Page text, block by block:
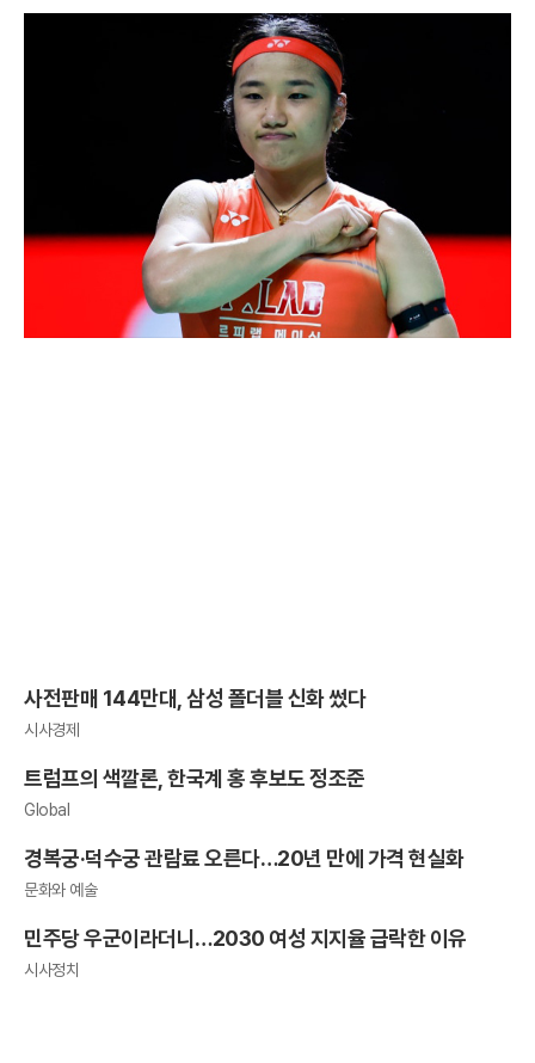
사전판매 144만대, 삼성 폴더블 신화 썼다
시사경제
트럼프의 색깔론, 한국계 홍 후보도 정조준
Global
경복궁·덕수궁 관람료 오른다…20년 만에 가격 현실화
문화와 예술
민주당 우군이라더니…2030 여성 지지율 급락한 이유
시사정치